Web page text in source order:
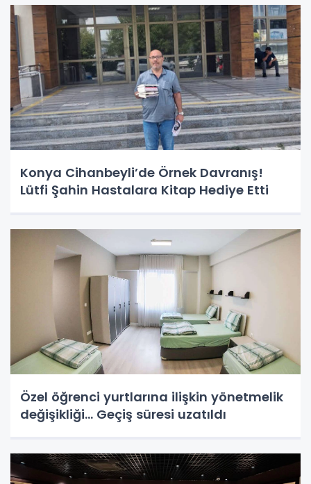
Konya Cihanbeyli’de Örnek Davranış!
Lütfi Şahin Hastalara Kitap Hediye Etti
Özel öğrenci yurtlarına ilişkin yönetmelik
değişikliği... Geçiş süresi uzatıldı